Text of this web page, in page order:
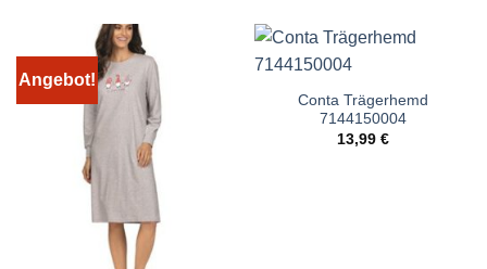
Angebot!
Conta Trägerhemd
7144150004
13,99 €